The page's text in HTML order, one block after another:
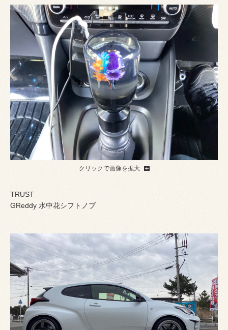
クリックで画像を拡大
TRUST
GReddy 水中花シフトノブ